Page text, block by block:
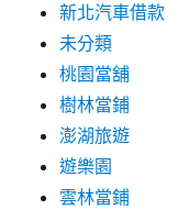
新北汽車借款
未分類
桃園當舖
樹林當鋪
澎湖旅遊
遊樂園
雲林當鋪